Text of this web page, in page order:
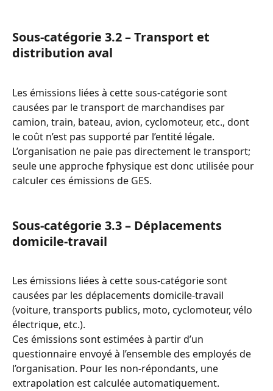
Sous-catégorie 3.2 – Transport et
distribution aval
Les émissions liées à cette sous-catégorie sont
causées par le transport de marchandises par
camion, train, bateau, avion, cyclomoteur, etc., dont
le coût n’est pas supporté par l’entité légale.
L’organisation ne paie pas directement le transport;
seule une approche fphysique est donc utilisée pour
calculer ces émissions de GES.
Sous-catégorie 3.3 – Déplacements
domicile-travail
Les émissions liées à cette sous-catégorie sont
causées par les déplacements domicile-travail
(voiture, transports publics, moto, cyclomoteur, vélo
électrique, etc.).
Ces émissions sont estimées à partir d’un
questionnaire envoyé à l’ensemble des employés de
l’organisation. Pour les non-répondants, une
extrapolation est calculée automatiquement.